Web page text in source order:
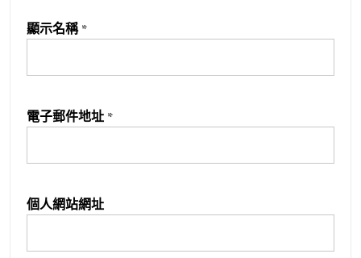
顯示名稱 *
電子郵件地址 *
個人網站網址